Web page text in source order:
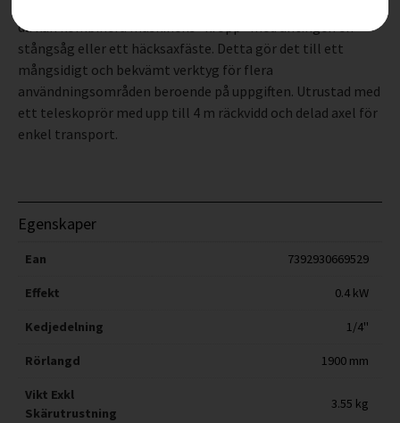
du kan kombinera maskinens “kropp” med antingen en
stångsåg eller ett häcksaxfäste. Detta gör det till ett
mångsidigt och bekvämt verktyg för flera
användningsområden beroende på uppgiften. Utrustad med
ett teleskoprör med upp till 4 m räckvidd och delad axel för
enkel transport.
Egenskaper
Ean 7392930669529
Effekt 0.4 kW
Kedjedelning 1/4"
Rörlangd 1900 mm
Vikt Exkl
Skärutrustning
3.55 kg